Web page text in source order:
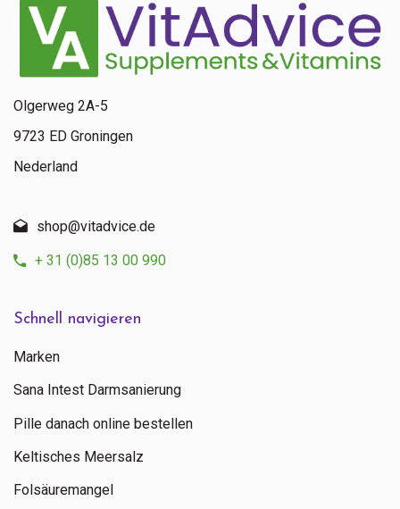
Schnell navigieren
Marken
Sana Intest Darmsanierung
Pille danach online bestellen
Keltisches Meersalz
Folsäuremangel
Olgerweg 2A-5
9723 ED Groningen
Nederland
shop@vitadvice.de
+ 31 (0)85 13 00 990